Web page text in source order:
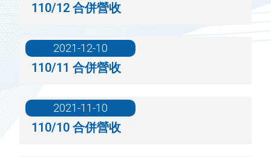
110/12 合併營收
110/11 合併營收
2021-12-10
110/10 合併營收
2021-11-10